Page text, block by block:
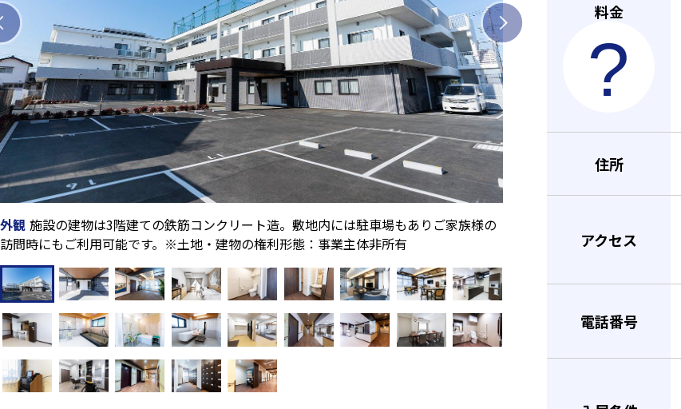
外観 施設の建物は3階建ての鉄筋コンクリート造。敷地内には駐車場もありご家族様の
訪問時にもご利用可能です。※土地・建物の権利形態：事業主体非所有
料金
住所
アクセス
電話番号